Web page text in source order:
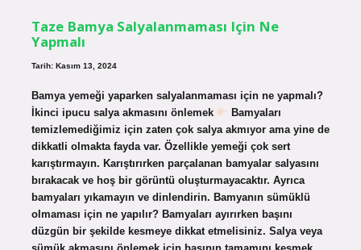
Taze Bamya Salyalanmaması Için Ne
Yapmalı
Tarih: Kasım 13, 2024
Bamya yemeği yaparken salyalanmaması için ne yapmalı?
İkinci ipucu salya akmasını önlemek
Bamyaları
temizlemediğimiz için zaten çok salya akmıyor ama yine de
dikkatli olmakta fayda var. Özellikle yemeği çok sert
karıştırmayın. Karıştırırken parçalanan bamyalar salyasını
bırakacak ve hoş bir görüntü oluşturmayacaktır. Ayrıca
bamyaları yıkamayın ve dinlendirin. Bamyanın sümüklü
olmaması için ne yapılır? Bamyaları ayırırken başını
düzgün bir şekilde kesmeye dikkat etmelisiniz. Salya veya